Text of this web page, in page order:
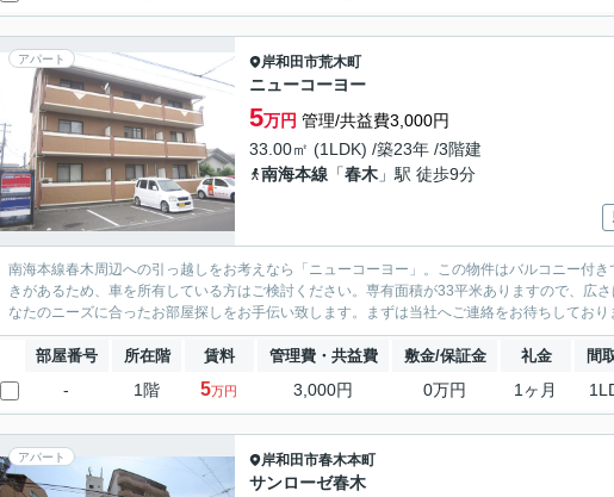
アパート 岸和田市荒木町
ニューコーヨー
5万円 管理/共益費3,000円
33.00㎡ (1LDK) /築23年 /3階建
南海本線 「春木 」駅 徒歩9分
南海本線春木周辺への引っ越しをお考えなら「ニューコーヨー」。この物件はバルコニー付
きがあるため、車を所有している方はご検討ください。専有面積が33平米ありますので、広
部屋番号 所在階 賃料 管理費・共益費 敷金/保証金 礼金 間
- 1階 5万円 3,000円 0万円 1ヶ月
アパート 岸和田市春木本町
サンローゼ春木